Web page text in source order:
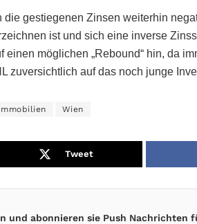
die gestiegenen Zinsen weiterhin
ist und sich eine inverse
möglichen „Rebound“ hin, da
zuversichtlich auf das noch junge
Wien
Tweet
und abonnieren sie Push Nachrichten